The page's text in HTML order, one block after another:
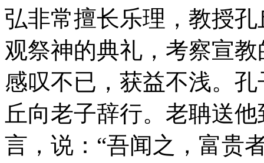
弘非常擅长乐理，教授
观祭神的典礼，考察宣
感叹不已，获益不浅。
丘向老子辞行。老聃送
言，说：“吾闻之，富贵